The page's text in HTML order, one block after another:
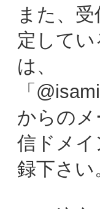
また、
定して
は、
「
からの
信ドメ
録下さい